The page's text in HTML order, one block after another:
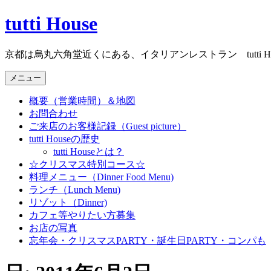
コ
ン
ン
ツ
へ
tutti House
京都は烏丸六角堂近くにある、イタリアンレストラン tutti
メニュー
概要（営業時間）＆地図
お問合わせ
ご来店のお客様記録（Guest picture）
tutti Houseの歴史
tutti Houseとは？
☆クリスマス特別コース☆
料理メニュー（Dinner Food Menu)
ランチ（Lunch Menu)
リゾット（Dinner)
カフェ等やりたい方募集
お店の写真
忘年会・クリスマスPARTY・誕生日PARTY・コンパも